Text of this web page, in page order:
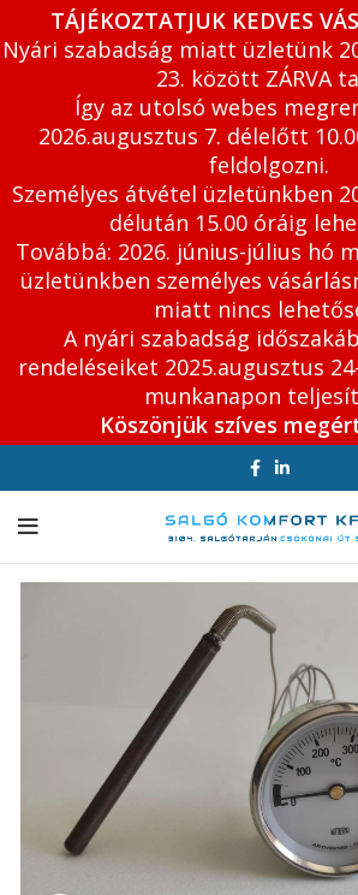
TÁJÉKOZTATJUK KEDVES
Nyári szabadság miatt üzletünk
23. között ZÁRVA
Így az utolsó webes
2026.augusztus 7. délelőtt
feldolgozni.
Személyes átvétel üzletünkben
délután 15.00 óráig
Továbbá: 2026. június-július hó
üzletünkben személyes
miatt nincs
A nyári szabadság
rendeléseiket 2025.augusztus
munkanapon
Köszönjük szíves